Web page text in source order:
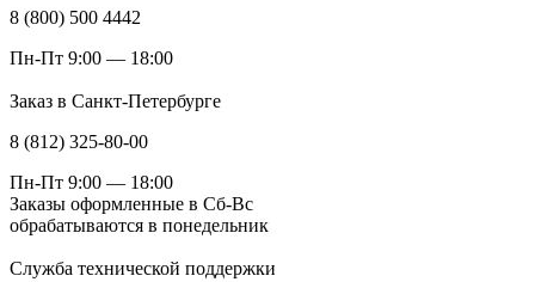
8 (800) 500 4442
Пн-Пт 9:00 — 18:00
Заказ в Санкт-Петербурге
8 (812) 325-80-00
Пн-Пт 9:00 — 18:00
Заказы оформленные в Сб-Вс
обрабатываются в понедельник
Служба технической поддержки